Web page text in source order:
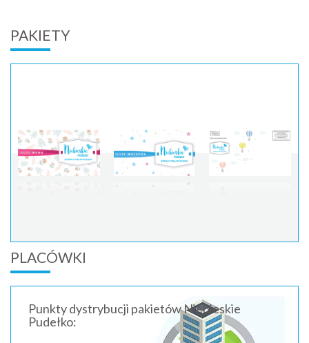
PAKIETY
PLACÓWKI
Punkty dystrybucji pakietów Niebieskie
Pudełko: